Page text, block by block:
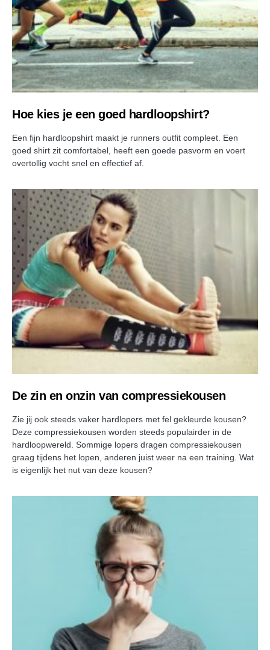
Hoe kies je een goed hardloopshirt?
Een fijn hardloopshirt maakt je runners outfit compleet. Een
goed shirt zit comfortabel, heeft een goede pasvorm en voert
overtollig vocht snel en effectief af.
De zin en onzin van compressiekousen
Zie jij ook steeds vaker hardlopers met fel gekleurde kousen?
Deze compressiekousen worden steeds populairder in de
hardloopwereld. Sommige lopers dragen compressiekousen
graag tijdens het lopen, anderen juist weer na een training. Wat
is eigenlijk het nut van deze kousen?